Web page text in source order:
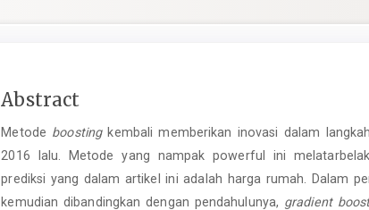
Main
Content
Abstract
Metode boostingkembali memberikan inovasi dalam
2016 lalu. Metode yang nampak powerful ini
prediksi yang dalam artikel ini adalah harga rumah. Dalam
kemudian dibandingkan dengan pendahulunya, gradient